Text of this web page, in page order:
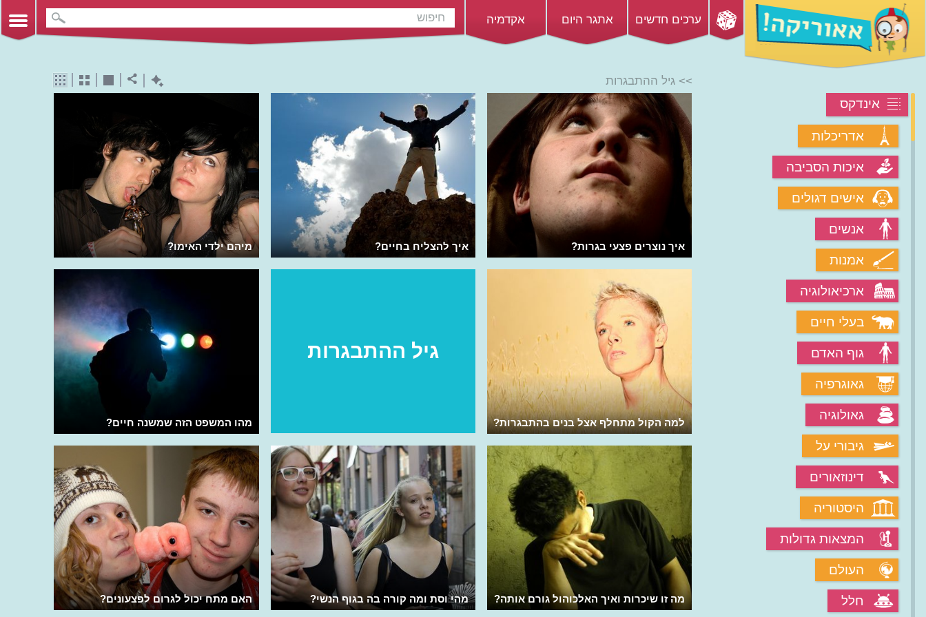
ערכים חדשים אתגר היום אקדמיה
אינדקס
אדריכלות
איכות הסביבה
אישים דגולים
אנשים
אמנות
ארכיאולוגיה
בעלי חיים
גוף האדם
גאוגרפיה
גאולוגיה
גיבורי על
דינוזאורים
היסטוריה
המצאות גדולות
העולם
חלל
>> גיל ההתבגרות
מיהם ילדי האימו? איך להצליח בחיים? איך נוצרים פצעי בגרות?
מהו המשפט הזה שמשנה חיים?
גיל ההתבגרות
למה הקול מתחלף אצל בנים בהתבגרות?
האם מתח יכול לגרום לפצעונים? מהי וסת ומה קורה בה בגוף הנשי? מה זו שיכרות ואיך האלכוהול גורם אותה?
מהו שעמום ואיך הוא הניע את האנושות?
מהו ההריון ומה מתרחש בו?